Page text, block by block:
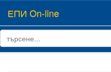
ЕПИ On-line